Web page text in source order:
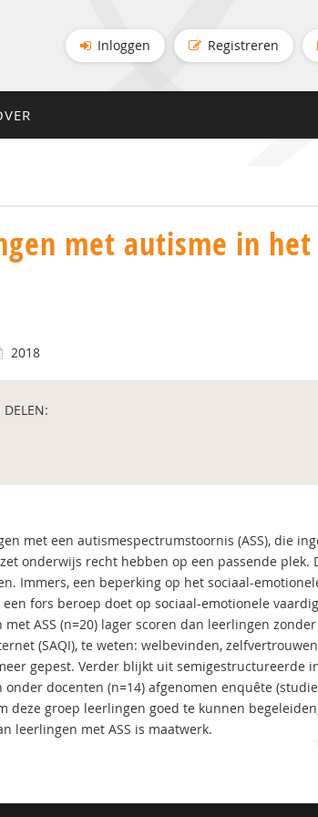
Inloggen Registreren
met autisme in het
2018
DELEN:
met een autismespectrumstoornis (ASS), die
onderwijs recht hebben op een passende plek.
Immers, een beperking op het sociaal-
fors beroep doet op sociaal-emotionele
ASS (n=20) lager scoren dan leerlingen zonder
(SAQI), te weten: welbevinden,
gepest. Verder blijkt uit semigestructureerde
docenten (n=14) afgenomen enquête
deze groep leerlingen goed te kunnen
leerlingen met ASS is maatwerk.